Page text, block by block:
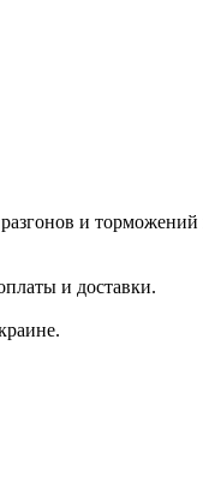
и торможений
и доставки.